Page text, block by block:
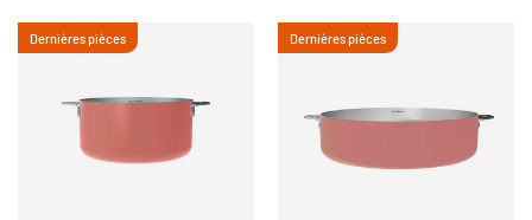
Dernières pièces Dernières pièces